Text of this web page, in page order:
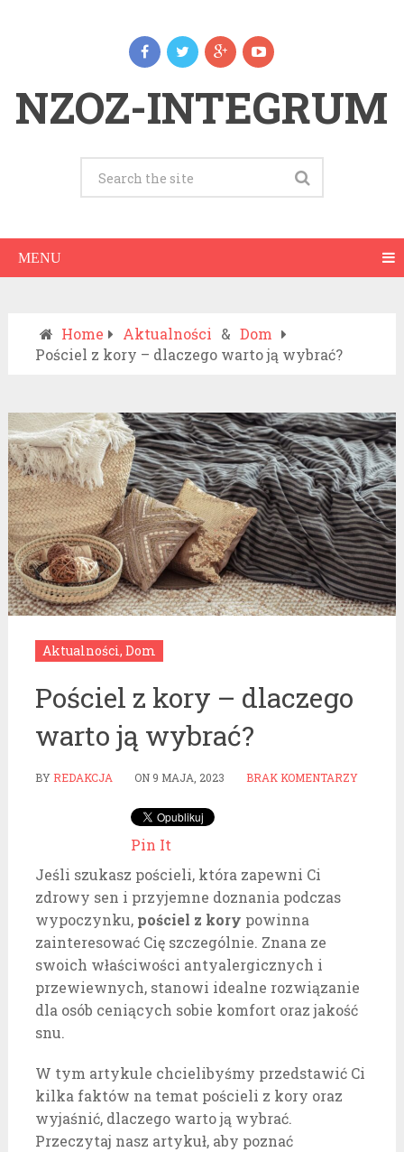
NZOZ-INTEGRUM
MENU
Home Aktualności & Dom
Pościel z kory – dlaczego warto ją wybrać?
Aktualności, Dom
Pościel z kory – dlaczego
warto ją wybrać?
BY REDAKCJA ON 9 MAJA, 2023 BRAK KOMENTARZY
Pin It
Jeśli szukasz pościeli, która zapewni Ci
zdrowy sen i przyjemne doznania podczas
wypoczynku, pościel z kory powinna
zainteresować Cię szczególnie. Znana ze
swoich właściwości antyalergicznych i
przewiewnych, stanowi idealne rozwiązanie
dla osób ceniących sobie komfort oraz jakość
snu.
W tym artykule chcielibyśmy przedstawić Ci
kilka faktów na temat pościeli z kory oraz
wyjaśnić, dlaczego warto ją wybrać.
Przeczytaj nasz artykuł, aby poznać